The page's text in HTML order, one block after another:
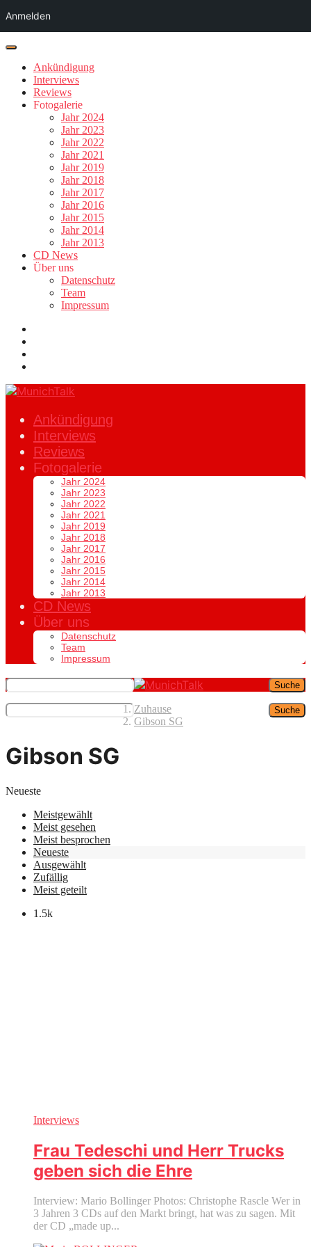
Anmelden
Ankündigung
Interviews
Reviews
Fotogalerie
Jahr 2024
Jahr 2023
Jahr 2022
Jahr 2021
Jahr 2019
Jahr 2018
Jahr 2017
Jahr 2016
Jahr 2015
Jahr 2014
Jahr 2013
CD News
Über uns
Datenschutz
Team
Impressum
Ankündigung
Interviews
Reviews
Fotogalerie
Jahr 2024
Jahr 2023
Jahr 2022
Jahr 2021
Jahr 2019
Jahr 2018
Jahr 2017
Jahr 2016
Jahr 2015
Jahr 2014
Jahr 2013
CD News
Über uns
Datenschutz
Team
Impressum
Suche
Suche
Zuhause
Gibson SG
Gibson SG
Neueste
Meistgewählt
Meist gesehen
Meist besprochen
Neueste
Ausgewählt
Zufällig
Meist geteilt
1.5k
Interviews
Frau Tedeschi und Herr Trucks
geben sich die Ehre
Interview: Mario Bollinger Photos: Christophe Rascle Wer in
3 Jahren 3 CDs auf den Markt bringt, hat was zu sagen. Mit
der CD „made up...